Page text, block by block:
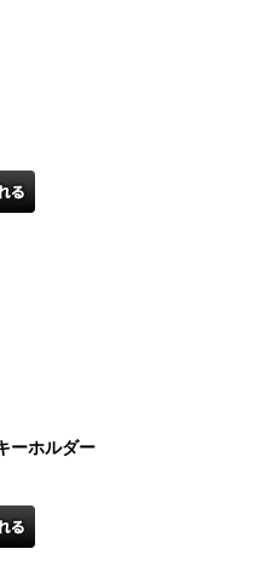
ーホルダー